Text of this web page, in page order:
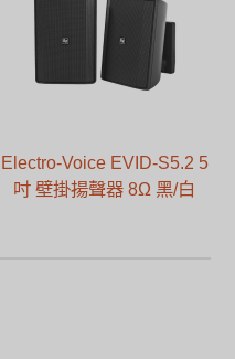
Electro-Voice EVID-S5.2 5
吋 壁掛揚聲器 8Ω 黑/白